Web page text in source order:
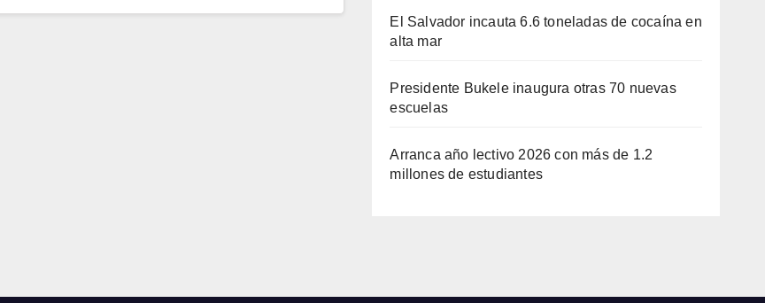
El Salvador incauta 6.6 toneladas de cocaína en
alta mar
Presidente Bukele inaugura otras 70 nuevas
escuelas
Arranca año lectivo 2026 con más de 1.2
millones de estudiantes